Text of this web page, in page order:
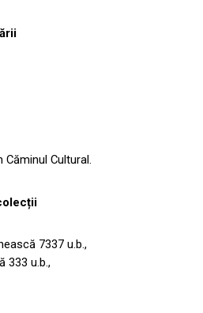
Căminul Cultural.
7337 u.b.,
333 u.b.,